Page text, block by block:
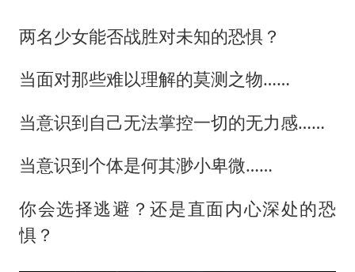
两名少女能否战胜对未知的恐惧？
当面对那些难以理解的莫测之物……
当意识到自己无法掌控一切的无力感……
当意识到个体是何其渺小卑微……
你会选择逃避？还是直面内心深处的恐
惧？